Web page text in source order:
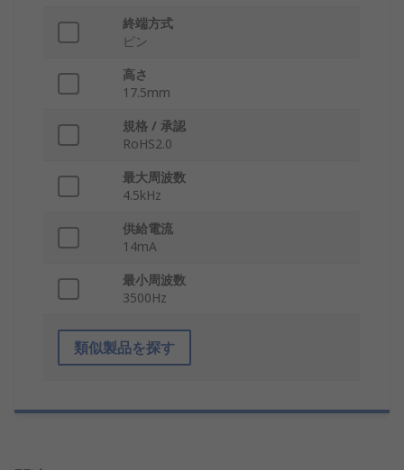
終端方式
ピン
高さ
17.5mm
規格 / 承認
RoHS2.0
最大周波数
4.5kHz
供給電流
14mA
最小周波数
3500Hz
類似製品を探す